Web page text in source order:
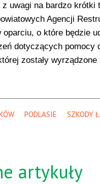
uwagi na bardzo krótki
Agencji
oparciu, o które będzie
dotyczących pomocy
zostały
PODLASIE SZKODY
artykuły